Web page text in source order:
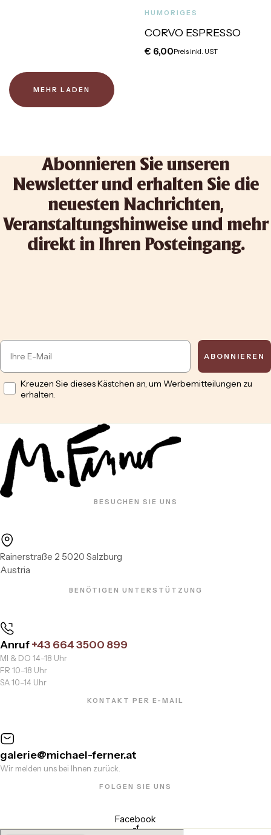
HUMORIGES
CORVO ESPRESSO
€ 6,00Preis inkl. UST
MEHR LADEN
Abonnieren Sie unseren
Newsletter und erhalten Sie die
neuesten Nachrichten,
Veranstaltungshinweise und mehr
direkt in Ihren Posteingang.
Email
ABONNIEREN
Opt inKreuzen Sie dieses Kästchen an, um Werbemitteilungen zu
erhalten.
BESUCHEN SIE UNS
Rainerstraße 2 5020 Salzburg
Austria
BENÖTIGEN UNTERSTÜTZUNG
Anruf+43 664 3500 899
MI & DO 14–18 Uhr
FR 10–18 Uhr
SA 10–14 Uhr
KONTAKT PER E-MAIL
galerie@michael-ferner.at
Wir melden uns bei Ihnen zurück.
FOLGEN SIE UNS
Facebook
-f